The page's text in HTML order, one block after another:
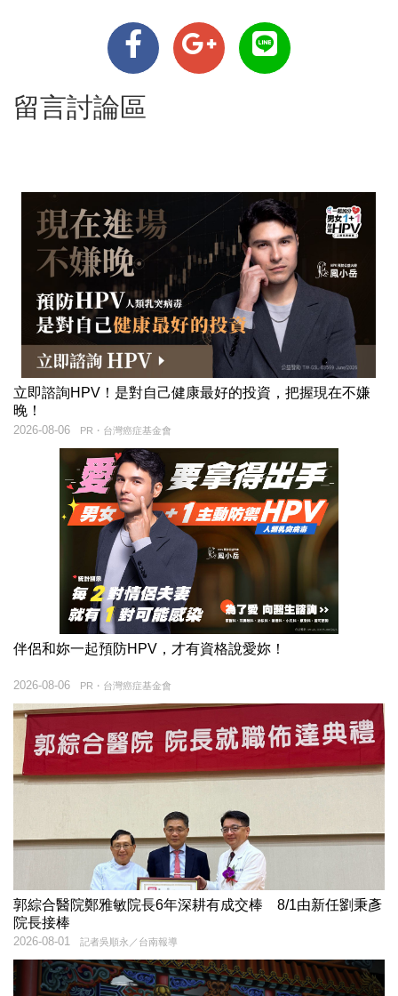
留言討論區
立即諮詢HPV！是對自己健康最好的投資，把握現在不嫌
晚！
PR・台灣癌症基金會
2026-08-06
伴侶和妳一起預防HPV，才有資格說愛妳！
PR・台灣癌症基金會
2026-08-06
郭綜合醫院鄭雅敏院長6年深耕有成交棒 8/1由新任劉秉彥
院長接棒
記者吳順永／台南報導
2026-08-01